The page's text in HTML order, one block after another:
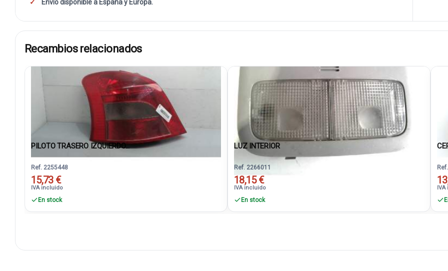
Envío disponible a España y Europa.
Recambios relacionados
PILOTO TRASERO IZQUIERDO...
Ref. 2255448
15,73 €
IVA incluido
En stock
LUZ INTERIOR
Ref. 2266011
18,15 €
IVA incluido
En stock